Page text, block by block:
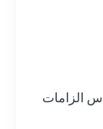
الزامات